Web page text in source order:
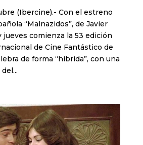
(Ibercine).- Con el estreno
“Malnazidos”, de Javier
jueves comienza la 53 edición
de Cine Fantástico de
de forma “híbrida”, con una